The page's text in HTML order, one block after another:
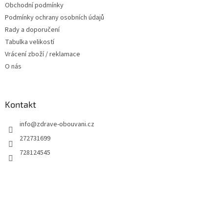
Obchodní podmínky
Podmínky ochrany osobních údajů
Rady a doporučení
Tabulka velikostí
Vrácení zboží / reklamace
O nás
Kontakt
info@zdrave-obouvani.cz
272731699
728124545